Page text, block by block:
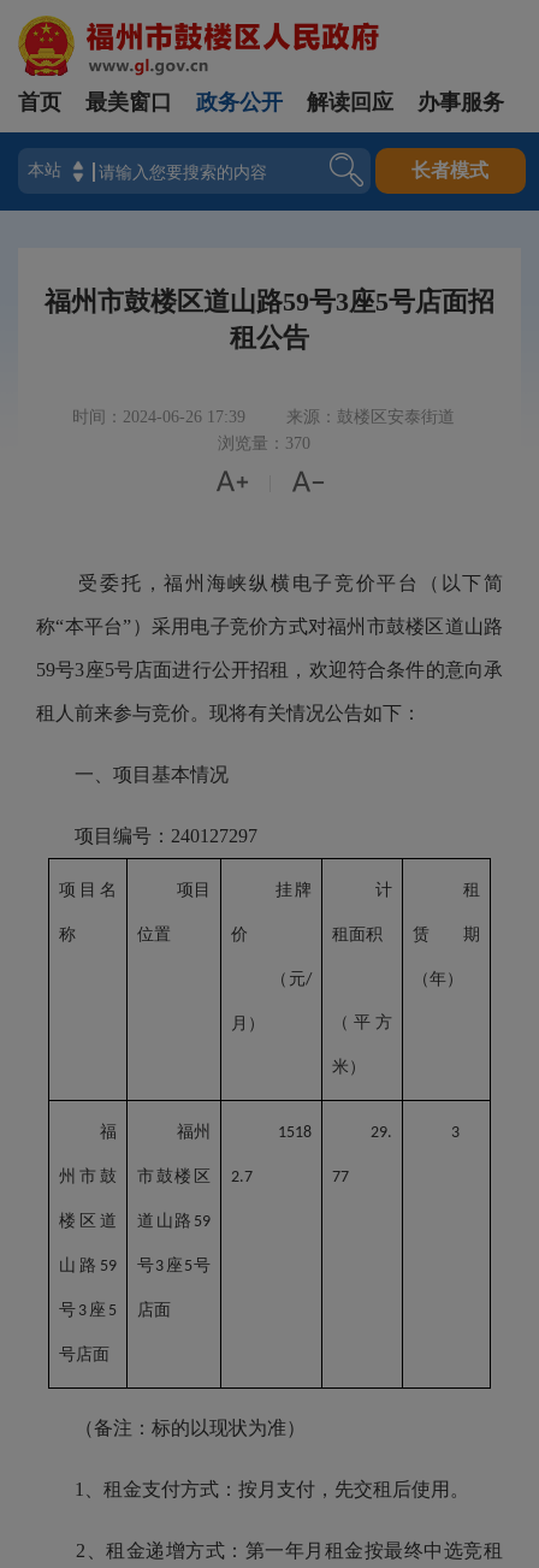
登录
首页 最美窗口 政务公开 解读回应 办事服务
长者模式
福州市鼓楼区道山路59号3座5号店面招
租公告
时间：2024-06-26 17:39
来源：鼓楼区安泰街道
浏览量：370
 
受委托，福州海峡纵横电子竞价平台（以下简
称“本平台”）采用电子竞价方式对福州市鼓楼区道山路
59号3座5号店面进行公开招租，欢迎符合条件的意向承
租人前来参与竞价。现将有关情况公告如下：
一、项目基本情况
项目编号： 240127297
项目名
称
项目
位置
挂牌
价
（元/
月）
计
租面积
（平方
米）
租
赁期
（年）
福
州市鼓
楼区道
山路 59
号 3 座 5
号店面
福州
市鼓楼区
道山路 59
号3 座 5号
店面
1518
2.7
29.
77
3
（备注：标的以现状为准）
1、租金支付方式：按月支付，先交租后使用。
2、租金递增方式：第一年月租金按最终中选竞租